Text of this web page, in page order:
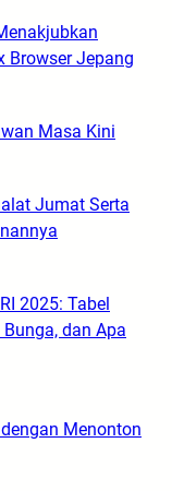
Browser Jepang
Masa Kini
Jumat Serta
2025: Tabel
dan Apa
Menonton